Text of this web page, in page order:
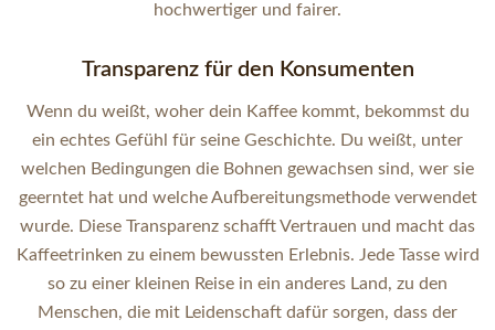
hochwertiger und fairer.
Transparenz für den Konsumenten
Wenn du weißt, woher dein Kaffee kommt, bekommst du
ein echtes Gefühl für seine Geschichte. Du weißt, unter
welchen Bedingungen die Bohnen gewachsen sind, wer sie
geerntet hat und welche Aufbereitungsmethode verwendet
wurde. Diese Transparenz schafft Vertrauen und macht das
Kaffeetrinken zu einem bewussten Erlebnis. Jede Tasse wird
so zu einer kleinen Reise in ein anderes Land, zu den
Menschen, die mit Leidenschaft dafür sorgen, dass der